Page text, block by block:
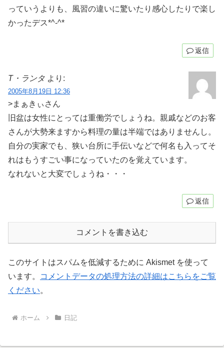
っていうよりも、風習の違いに驚いたり感心したりで楽し
かったデス*^-^*
返信
T・ランタ より:
2005年8月19日 12:36
>まぁきぃさん
旧盆は女性にとっては重働労でしょうね。親戚などのお客
さんが大勢来ますから料理の量は半端ではありませんし。
自分の実家でも、狭い台所に手伝いなどで何名も入ってそ
れはもうすごい事になっていたのを覚えています。
なれないと大変でしょうね・・・
返信
コメントを書き込む
このサイトはスパムを低減するために Akismet を使って
います。
コメントデータの処理方法の詳細はこちらをご覧
ください。
ホーム 日記